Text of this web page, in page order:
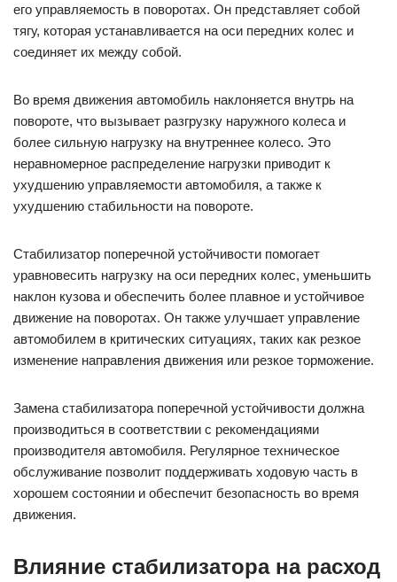
его управляемость в поворотах. Он представляет собой
тягу, которая устанавливается на оси передних колес и
соединяет их между собой.
Во время движения автомобиль наклоняется внутрь на
повороте, что вызывает разгрузку наружного колеса и
более сильную нагрузку на внутреннее колесо. Это
неравномерное распределение нагрузки приводит к
ухудшению управляемости автомобиля, а также к
ухудшению стабильности на повороте.
Стабилизатор поперечной устойчивости помогает
уравновесить нагрузку на оси передних колес, уменьшить
наклон кузова и обеспечить более плавное и устойчивое
движение на поворотах. Он также улучшает управление
автомобилем в критических ситуациях, таких как резкое
изменение направления движения или резкое торможение.
Замена стабилизатора поперечной устойчивости должна
производиться в соответствии с рекомендациями
производителя автомобиля. Регулярное техническое
обслуживание позволит поддерживать ходовую часть в
хорошем состоянии и обеспечит безопасность во время
движения.
Влияние стабилизатора на расход